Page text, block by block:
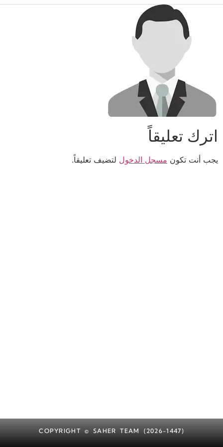
اترك تعليقاً
يجب أنت تكون مسجل الدخول لتضيف تعليقاً.
COPYRIGHT © SAHER TEAM (2026-1447)